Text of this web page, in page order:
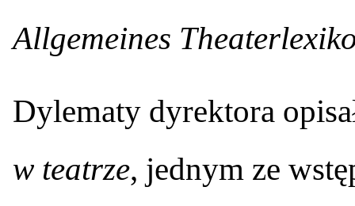
Allgemeines
Dylematy dyrektora
w teatrze, jednym ze